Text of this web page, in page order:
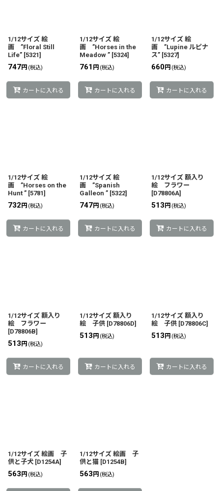
1/12サイズ 絵
画 ”Floral Still
Life” [5321]
747円 (税込)
カートに入れる
1/12サイズ 絵
画 ”Horses in the
Meadow ” [5324]
761 円 (税込)
カートに入れる
1/12サイズ 絵
画 ”Lupine ルピナ
ス” [5327]
660円 (税込)
カートに入れる
1/12サイズ 絵
画 ”Horses on the
Hunt ” [5781]
732 円 (税込)
カートに入れる
1/12サイズ 絵
画 ”Spanish
Galleon ” [5322]
747円 (税込)
カートに入れる
1/12サイズ 額入り
絵 フラワー
[D78806A]
513 円 (税込)
カートに入れる
1/12サイズ 額入り
絵 フラワー
[D78806B]
513 円 (税込)
カートに入れる
1/12サイズ 額入り
絵 子供 [D78806D]
513 円 (税込)
カートに入れる
1/12サイズ 額入り
絵 子供 [D78806C]
513 円 (税込)
カートに入れる
1/12サイズ 絵画 子
供と子犬 [D1254A]
563 円 (税込)
1/12サイズ 絵画 子
供と猫 [D1254B]
563 円 (税込)